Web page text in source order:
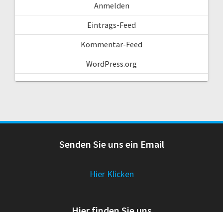
Anmelden
Eintrags-Feed
Kommentar-Feed
WordPress.org
Senden Sie uns ein Email
Hier Klicken